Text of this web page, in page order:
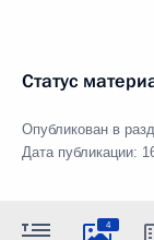
Статус
Опубликован в
Дата публикации:
4